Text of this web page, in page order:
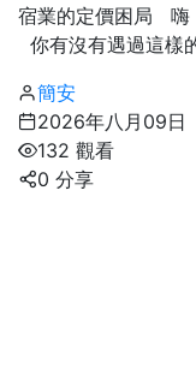
宿業的定價困局 嗨
你有沒有遇過這樣
簡安
2026年八月09日
132 觀看
0 分享